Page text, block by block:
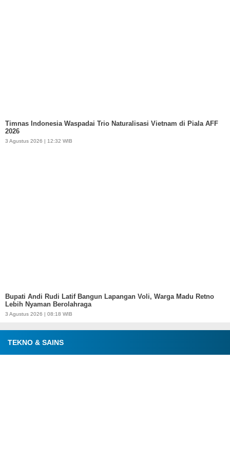
Timnas Indonesia Waspadai Trio Naturalisasi Vietnam di Piala AFF
2026
3 Agustus 2026 | 12:32 WIB
Bupati Andi Rudi Latif Bangun Lapangan Voli, Warga Madu Retno
Lebih Nyaman Berolahraga
3 Agustus 2026 | 08:18 WIB
TEKNO & SAINS